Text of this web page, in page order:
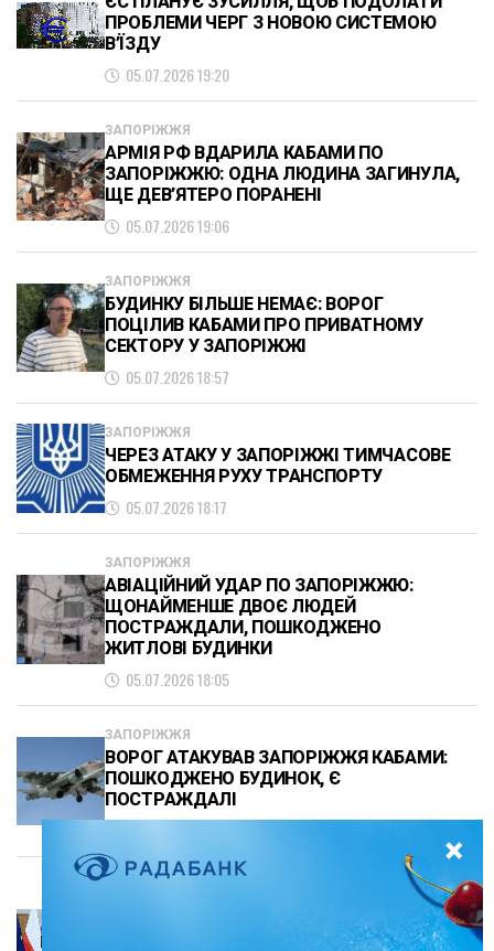
ПРОБЛЕМИ ЧЕРГ З НОВОЮ СИСТЕМОЮ
В’ЇЗДУ
05.07.2026 19:20
ЗАПОРІЖЖЯ
АРМІЯ РФ ВДАРИЛА КАБАМИ ПО
ЗАПОРІЖЖЮ: ОДНА ЛЮДИНА ЗАГИНУЛА,
ЩЕ ДЕВ’ЯТЕРО ПОРАНЕНІ
05.07.2026 19:06
ЗАПОРІЖЖЯ
БУДИНКУ БІЛЬШЕ НЕМАЄ: ВОРОГ
ПОЦІЛИВ КАБАМИ ПРО ПРИВАТНОМУ
СЕКТОРУ У ЗАПОРІЖЖІ
05.07.2026 18:57
ЗАПОРІЖЖЯ
ЧЕРЕЗ АТАКУ У ЗАПОРІЖЖІ ТИМЧАСОВЕ
ОБМЕЖЕННЯ РУХУ ТРАНСПОРТУ
05.07.2026 18:17
ЗАПОРІЖЖЯ
АВІАЦІЙНИЙ УДАР ПО ЗАПОРІЖЖЮ:
ЩОНАЙМЕНШЕ ДВОЄ ЛЮДЕЙ
ПОСТРАЖДАЛИ, ПОШКОДЖЕНО
ЖИТЛОВІ БУДИНКИ
05.07.2026 18:05
ЗАПОРІЖЖЯ
ВОРОГ АТАКУВАВ ЗАПОРІЖЖЯ КАБАМИ:
ПОШКОДЖЕНО БУДИНОК, Є
ПОСТРАЖДАЛІ
МІНІСТР ОБОРОНИ ПОЛЬЩІ ДОРУЧИВ
РОЗСЕКРЕТИТИ ВІЙСЬКОВУ ДОПОМОГУ